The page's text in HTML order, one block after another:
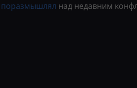
поразмышлял над недавним